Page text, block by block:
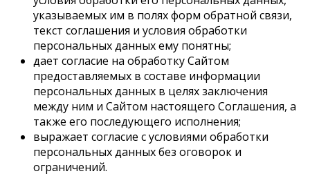
указываемых им в полях форм обратной связи,
текст соглашения и условия обработки
персональных данных ему понятны;
дает согласие на обработку Сайтом
предоставляемых в составе информации
персональных данных в целях заключения
между ним и Сайтом настоящего Соглашения, а
также его последующего исполнения;
выражает согласие с условиями обработки
персональных данных без оговорок и
ограничений.